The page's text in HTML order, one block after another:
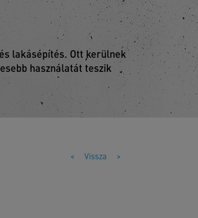
lakásépítés. Ott kerülnek
használatát teszik
< Vissza >